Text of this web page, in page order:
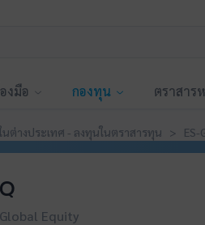
งมือ กองทุน ตราสาร
างประเทศ - ลงทุนในตราสารทุน > ES-
Equity